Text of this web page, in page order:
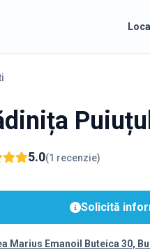
5.0(1 recenzie)
Solicită
Marius Emanoil Buteica 30,